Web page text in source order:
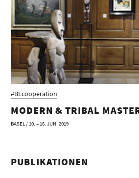
#BEcooperation
MODERN & TRIBAL
BASEL / 10. – 16. JUNI 2019
PUBLIKATIONEN